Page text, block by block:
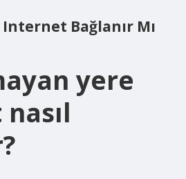
Bağlanır Mı
yere